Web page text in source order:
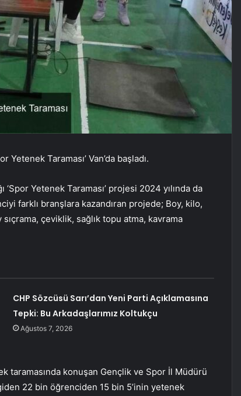
Yetenek Taraması’ Van’da başladı.
‘Spor Yetenek Taraması’ projesi 2024 yılında da
farklı branşlara kazandıran projede; Boy, kilo,
çeviklik, sağlık topu atma, kavrama
CHP Sözcüsü Sarı’dan Yeni Parti Açıklamasına
Tepki: Bu Arkadaşlarımız Koltukçu
Ağustos 7, 2026
taramasında konuşan Gençlik ve Spor İl Müdürü
22 bin öğrenciden 15 bin 5’inin yetenek